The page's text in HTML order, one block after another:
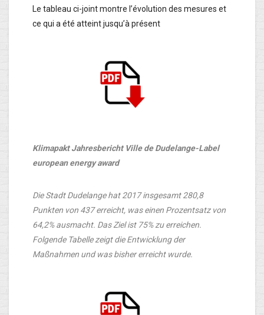
Le tableau ci-joint montre l’évolution des mesures et
ce qui a été atteint jusqu’à présent
Klimapakt Jahresbericht Ville de Dudelange-Label
european energy award
Die Stadt Dudelange hat 2017 insgesamt 280,8
Punkten von 437 erreicht, was einen Prozentsatz von
64,2% ausmacht. Das Ziel ist 75% zu erreichen.
Folgende Tabelle zeigt die Entwicklung der
Maßnahmen und was bisher erreicht wurde.